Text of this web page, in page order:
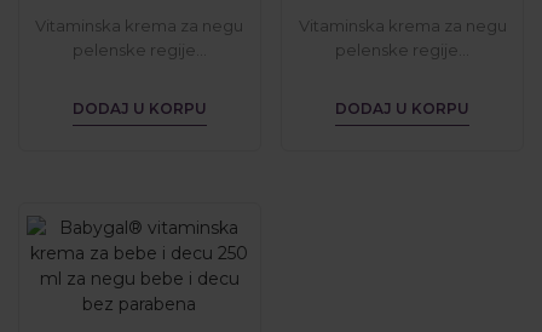
Vitaminska krema za negu
pelenske regije...
DODAJ U KORPU
Vitaminska krema za negu
pelenske regije...
DODAJ U KORPU